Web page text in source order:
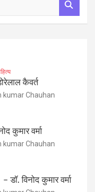
कैवर्त
kumar Chauhan
कुमार वर्मा
kumar Chauhan
विनोद कुमार वर्मा